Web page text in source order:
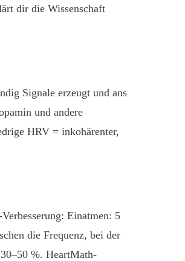
dir die Wissenschaft
Signale erzeugt und ans
und andere
HRV = inkohärenter,
Einatmen: 5
die Frequenz, bei der
%. HeartMath-